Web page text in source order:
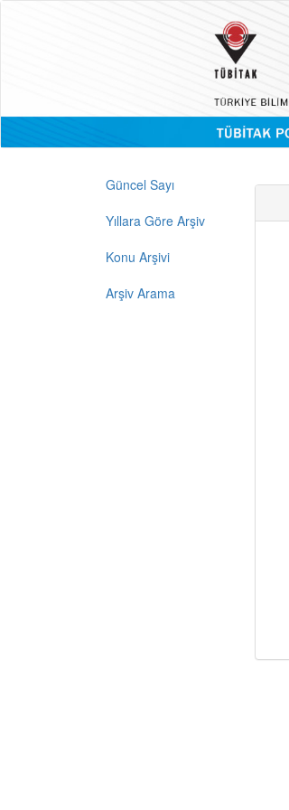
Güncel Sayı
Yıllara Göre Arşiv
Konu Arşivi
Arşiv Arama